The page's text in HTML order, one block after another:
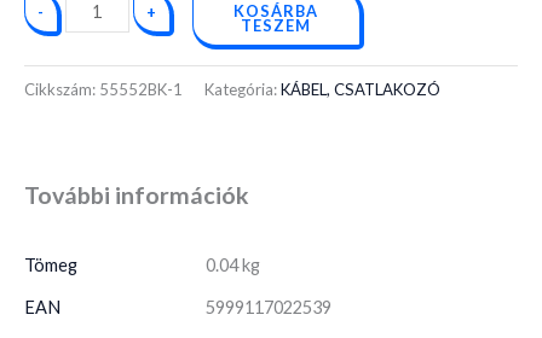
- + KOSÁRBA
TESZEM
Cikkszám: 55552BK-1 Kategória:KÁBEL, CSATLAKOZÓ
További információk
Tömeg 0.04 kg
EAN 5999117022539